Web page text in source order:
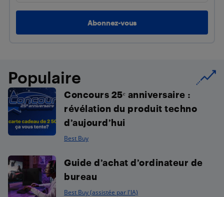
Populaire
Concours 25ᵉ anniversaire :
révélation du produit techno
d’aujourd’hui
Best Buy
Guide d’achat d’ordinateur de
bureau
Best Buy (assistée par l'IA)